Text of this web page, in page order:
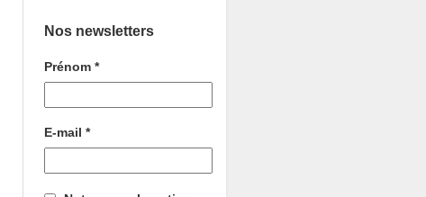
Nos newsletters
Prénom*
E-mail*